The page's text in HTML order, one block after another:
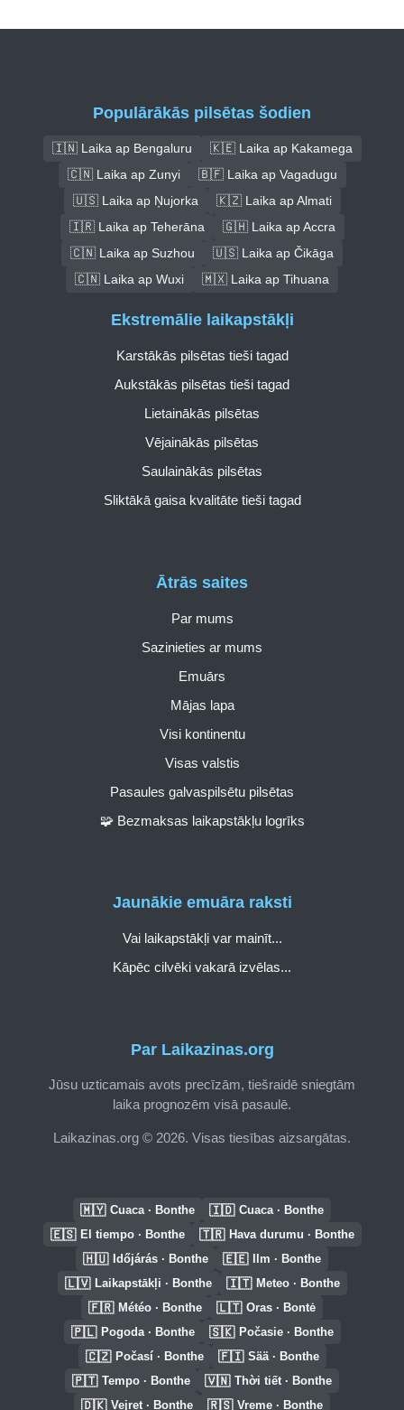
Populārākās pilsētas šodien
🇮🇳 Laika ap Bengaluru
🇰🇪 Laika ap Kakamega
🇨🇳 Laika ap Zunyi
🇧🇫 Laika ap Vagadugu
🇺🇸 Laika ap Ņujorka
🇰🇿 Laika ap Almati
🇮🇷 Laika ap Teherāna
🇬🇭 Laika ap Accra
🇨🇳 Laika ap Suzhou
🇺🇸 Laika ap Čikāga
🇨🇳 Laika ap Wuxi
🇲🇽 Laika ap Tihuana
Par Laikazinas.org
Jūsu uzticamais avots precīzām, tiešraidē sniegtām
laika prognozēm visā pasaulē.
Laikazinas.org © 2026. Visas tiesības aizsargātas.
Ātrās saites
Par mums
Sazinieties ar mums
Emuārs
Mājas lapa
Visi kontinentu
Visas valstis
Pasaules galvaspilsētu pilsētas
🧩 Bezmaksas laikapstākļu logrīks
Ekstremālie laikapstākļi
Karstākās pilsētas tieši tagad
Aukstākās pilsētas tieši tagad
Lietainākās pilsētas
Vējainākās pilsētas
Saulainākās pilsētas
Sliktākā gaisa kvalitāte tieši tagad
Jaunākie emuāra raksti
Vai laikapstākļi var mainīt...
Kāpēc cilvēki vakarā izvēlas...
🇲🇾 Cuaca · Bonthe 🇮🇩 Cuaca · Bonthe
🇪🇸 El tiempo · Bonthe 🇹🇷 Hava durumu · Bonthe
🇭🇺 Időjárás · Bonthe 🇪🇪 Ilm · Bonthe
🇱🇻 Laikapstākļi · Bonthe 🇮🇹 Meteo · Bonthe
🇫🇷 Météo · Bonthe 🇱🇹 Oras · Bontė
🇵🇱 Pogoda · Bonthe 🇸🇰 Počasie · Bonthe
🇨🇿 Počasí · Bonthe 🇫🇮 Sää · Bonthe
🇵🇹 Tempo · Bonthe 🇻🇳 Thời tiết · Bonthe
🇩🇰 Vejret · Bonthe 🇷🇸 Vreme · Bonthe